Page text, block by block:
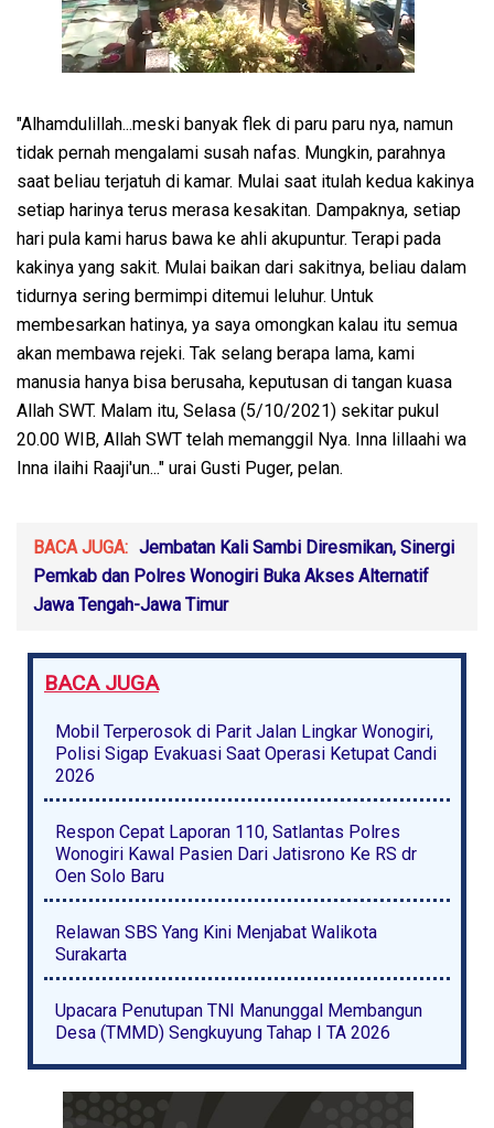
"Alhamdulillah...meski banyak flek di paru paru nya, namun
tidak pernah mengalami susah nafas. Mungkin, parahnya
saat beliau terjatuh di kamar. Mulai saat itulah kedua kakinya
setiap harinya terus merasa kesakitan. Dampaknya, setiap
hari pula kami harus bawa ke ahli akupuntur. Terapi pada
kakinya yang sakit. Mulai baikan dari sakitnya, beliau dalam
tidurnya sering bermimpi ditemui leluhur. Untuk
membesarkan hatinya, ya saya omongkan kalau itu semua
akan membawa rejeki. Tak selang berapa lama, kami
manusia hanya bisa berusaha, keputusan di tangan kuasa
Allah SWT. Malam itu, Selasa (5/10/2021) sekitar pukul
20.00 WIB, Allah SWT telah memanggil Nya. Inna lillaahi wa
Inna ilaihi Raaji'un..." urai Gusti Puger, pelan.
BACA JUGA: Jembatan Kali Sambi Diresmikan, Sinergi
Pemkab dan Polres Wonogiri Buka Akses Alternatif
Jawa Tengah-Jawa Timur
BACA JUGA
Mobil Terperosok di Parit Jalan Lingkar Wonogiri,
Polisi Sigap Evakuasi Saat Operasi Ketupat Candi
2026
Respon Cepat Laporan 110, Satlantas Polres
Wonogiri Kawal Pasien Dari Jatisrono Ke RS dr
Oen Solo Baru
Relawan SBS Yang Kini Menjabat Walikota
Surakarta
Upacara Penutupan TNI Manunggal Membangun
Desa (TMMD) Sengkuyung Tahap I TA 2026